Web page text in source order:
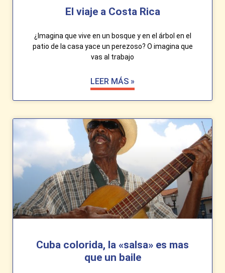
El viaje a Costa Rica
¿Imagina que vive en un bosque y en el árbol en el
patio de la casa yace un perezoso? O imagina que
vas al trabajo
LEER MÁS »
Cuba colorida, la «salsa» es mas
que un baile